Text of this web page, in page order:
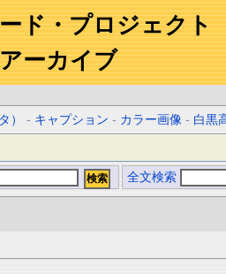
ド・プロジェクト
ーカイブ
） - キャプション - カラー画像 - 白黒
全文検索